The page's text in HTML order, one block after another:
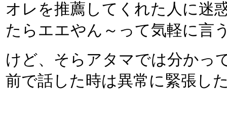
オレを推薦してくれた人に迷
たらエエやん～って気軽に言
けど、そらアタマでは分かっ
前で話した時は異常に緊張し